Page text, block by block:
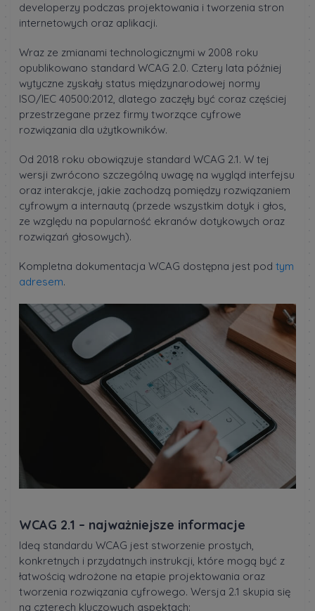
developerzy podczas projektowania i tworzenia stron
internetowych oraz aplikacji.
Wraz ze zmianami technologicznymi w 2008 roku
opublikowano standard WCAG 2.0. Cztery lata później
wytyczne zyskały status międzynarodowej normy
ISO/IEC 40500:2012, dlatego zaczęły być coraz częściej
przestrzegane przez firmy tworzące cyfrowe
rozwiązania dla użytkowników.
Od 2018 roku obowiązuje standard WCAG 2.1. W tej
wersji zwrócono szczególną uwagę na wygląd interfejsu
oraz interakcje, jakie zachodzą pomiędzy rozwiązaniem
cyfrowym a internautą (przede wszystkim dotyk i głos,
ze względu na popularność ekranów dotykowych oraz
rozwiązań głosowych).
Kompletna dokumentacja WCAG dostępna jest pod tym
adresem.
WCAG 2.1 – najważniejsze informacje
Ideą standardu WCAG jest stworzenie prostych,
konkretnych i przydatnych instrukcji, które mogą być z
łatwością wdrożone na etapie projektowania oraz
tworzenia rozwiązania cyfrowego. Wersja 2.1 skupia się
na czterech kluczowych aspektach: